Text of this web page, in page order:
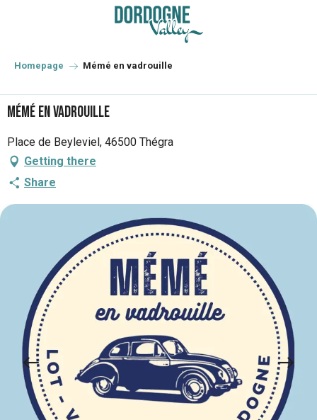
principal
Homepage Mémé en vadrouille
Mémé en vadrouille
Place de Beyleviel, 46500 Thégra
Getting there
Share